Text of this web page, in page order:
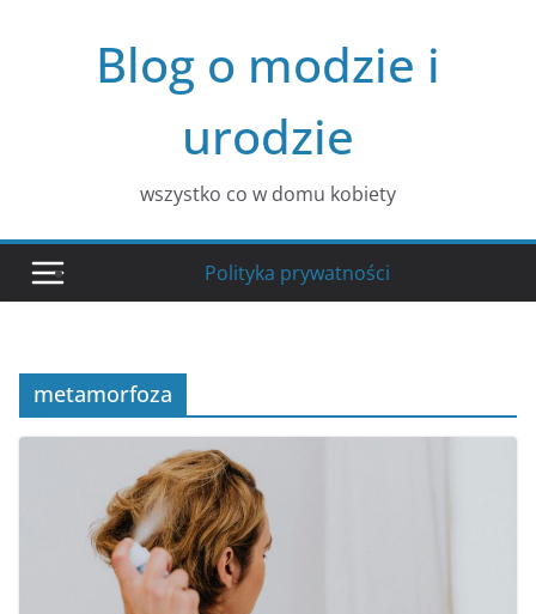
Blog o modzie i
urodzie
wszystko co w domu kobiety
Polityka prywatności
metamorfoza